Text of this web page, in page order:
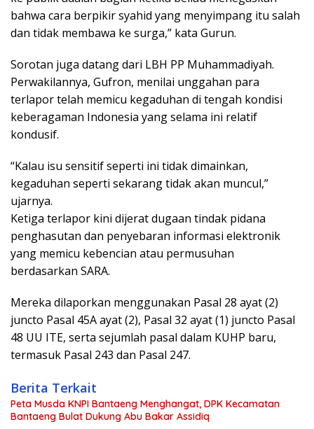
bahwa cara berpikir syahid yang menyimpang itu salah
dan tidak membawa ke surga,” kata Gurun.
Sorotan juga datang dari LBH PP Muhammadiyah.
Perwakilannya, Gufron, menilai unggahan para
terlapor telah memicu kegaduhan di tengah kondisi
keberagaman Indonesia yang selama ini relatif
kondusif.
“Kalau isu sensitif seperti ini tidak dimainkan,
kegaduhan seperti sekarang tidak akan muncul,”
ujarnya.
Ketiga terlapor kini dijerat dugaan tindak pidana
penghasutan dan penyebaran informasi elektronik
yang memicu kebencian atau permusuhan
berdasarkan SARA.
Mereka dilaporkan menggunakan Pasal 28 ayat (2)
juncto Pasal 45A ayat (2), Pasal 32 ayat (1) juncto Pasal
48 UU ITE, serta sejumlah pasal dalam KUHP baru,
termasuk Pasal 243 dan Pasal 247.
Berita Terkait
Peta Musda KNPI Bantaeng Menghangat, DPK Kecamatan
Bantaeng Bulat Dukung Abu Bakar Assidiq